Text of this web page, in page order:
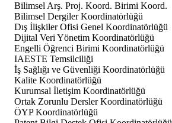
Bilimsel Arş. Proj. Koord. Birimi Koord.
Bilimsel Dergiler Koordinatörlüğü
Dış İlişkiler Ofisi Genel Koordinatörlüğü
Dijital Veri Yönetim Koordinatörlüğü
Engelli Öğrenci Birimi Koordinatörlüğü
IAESTE Temsilciliği
İş Sağlığı ve Güvenliği Koordinatörlüğü
Kalite Koordinatörlüğü
Kurumsal İletişim Koordinatörlüğü
Ortak Zorunlu Dersler Koordinatörlüğü
ÖYP Koordinatörlüğü